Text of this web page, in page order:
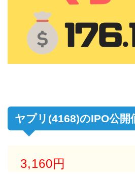
ヤプリ(4168)のIPO公開
3,160円